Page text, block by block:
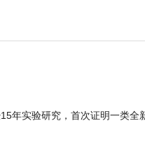
年实验研究，首次证明一类全